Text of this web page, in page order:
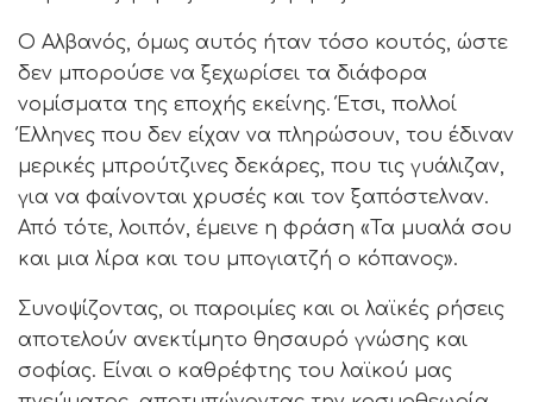
Ο Αλβανός, όμως αυτός ήταν τόσο κουτός, ώστε
δεν μπορούσε να ξεχωρίσει τα διάφορα
νομίσματα της εποχής εκείνης. Έτσι, πολλοί
Έλληνες που δεν είχαν να πληρώσουν, του έδιναν
μερικές μπρούτζινες δεκάρες, που τις γυάλιζαν,
για να φαίνονται χρυσές και τον ξαπόστελναν.
Από τότε, λοιπόν, έμεινε η φράση «Τα μυαλά σου
και μια λίρα και του μπογιατζή ο κόπανος».
Συνοψίζοντας, οι παροιμίες και οι λαϊκές ρήσεις
αποτελούν ανεκτίμητο θησαυρό γνώσης και
σοφίας. Είναι ο καθρέφτης του λαϊκού μας